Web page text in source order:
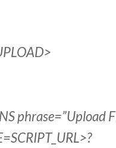
phrase=”Upload